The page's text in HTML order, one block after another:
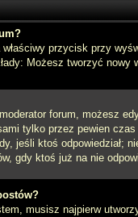
przycisk przy
Możesz tworzyć nowy
forum, możesz
tylko przez pewien
jeśli ktoś odpowiedział;
gdy ktoś już na nie
musisz najpierw